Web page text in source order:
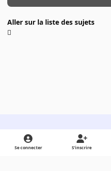
Aller sur la liste des sujets
Light ModeDark ModeSystem Preference
Se connecter S’inscrire